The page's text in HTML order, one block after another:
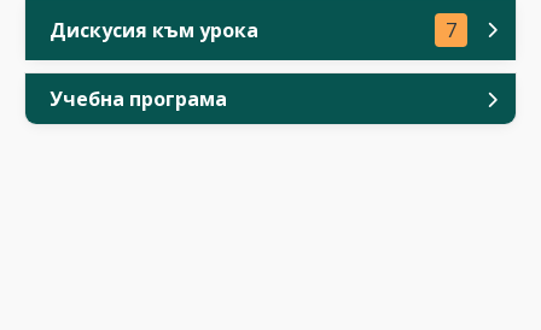
Дискусия към урока 7
Учебна програма